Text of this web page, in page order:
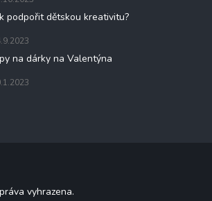
podpořit dětskou kreativitu?
na dárky na Valentýna
vyhrazena.